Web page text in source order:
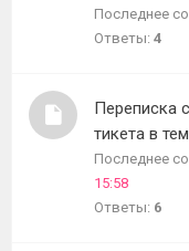
Последнее
Ответы: 4
Переписка
тикета в
Последнее
15:58
Ответы: 6